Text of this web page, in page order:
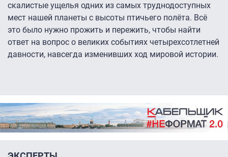
скалистые ущелья одних из самых труднодоступных
мест нашей планеты с высоты птичьего полёта. Всё
это было нужно прожить и пережить, чтобы найти
ответ на вопрос о великих событиях четырехсотлетней
давности, навсегда изменивших ход мировой истории.